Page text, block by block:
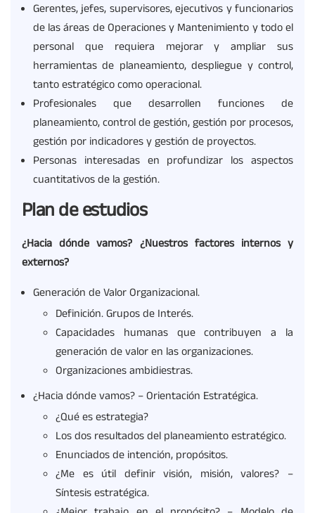
Gerentes, jefes, supervisores, ejecutivos y funcionarios
de las áreas de Operaciones y Mantenimiento y todo el
personal que requiera mejorar y ampliar sus
herramientas de planeamiento, despliegue y control,
tanto estratégico como operacional.
Profesionales que desarrollen funciones de
planeamiento, control de gestión, gestión por procesos,
gestión por indicadores y gestión de proyectos.
Personas interesadas en profundizar los aspectos
cuantitativos de la gestión.
Plan de estudios
¿Hacia dónde vamos? ¿Nuestros factores internos y
externos?
Generación de Valor Organizacional.
Definición. Grupos de Interés.
Capacidades humanas que contribuyen a la
generación de valor en las organizaciones.
Organizaciones ambidiestras.
¿Hacia dónde vamos? – Orientación Estratégica.
¿Qué es estrategia?
Los dos resultados del planeamiento estratégico.
Enunciados de intención, propósitos.
¿Me es útil definir visión, misión, valores? –
Síntesis estratégica.